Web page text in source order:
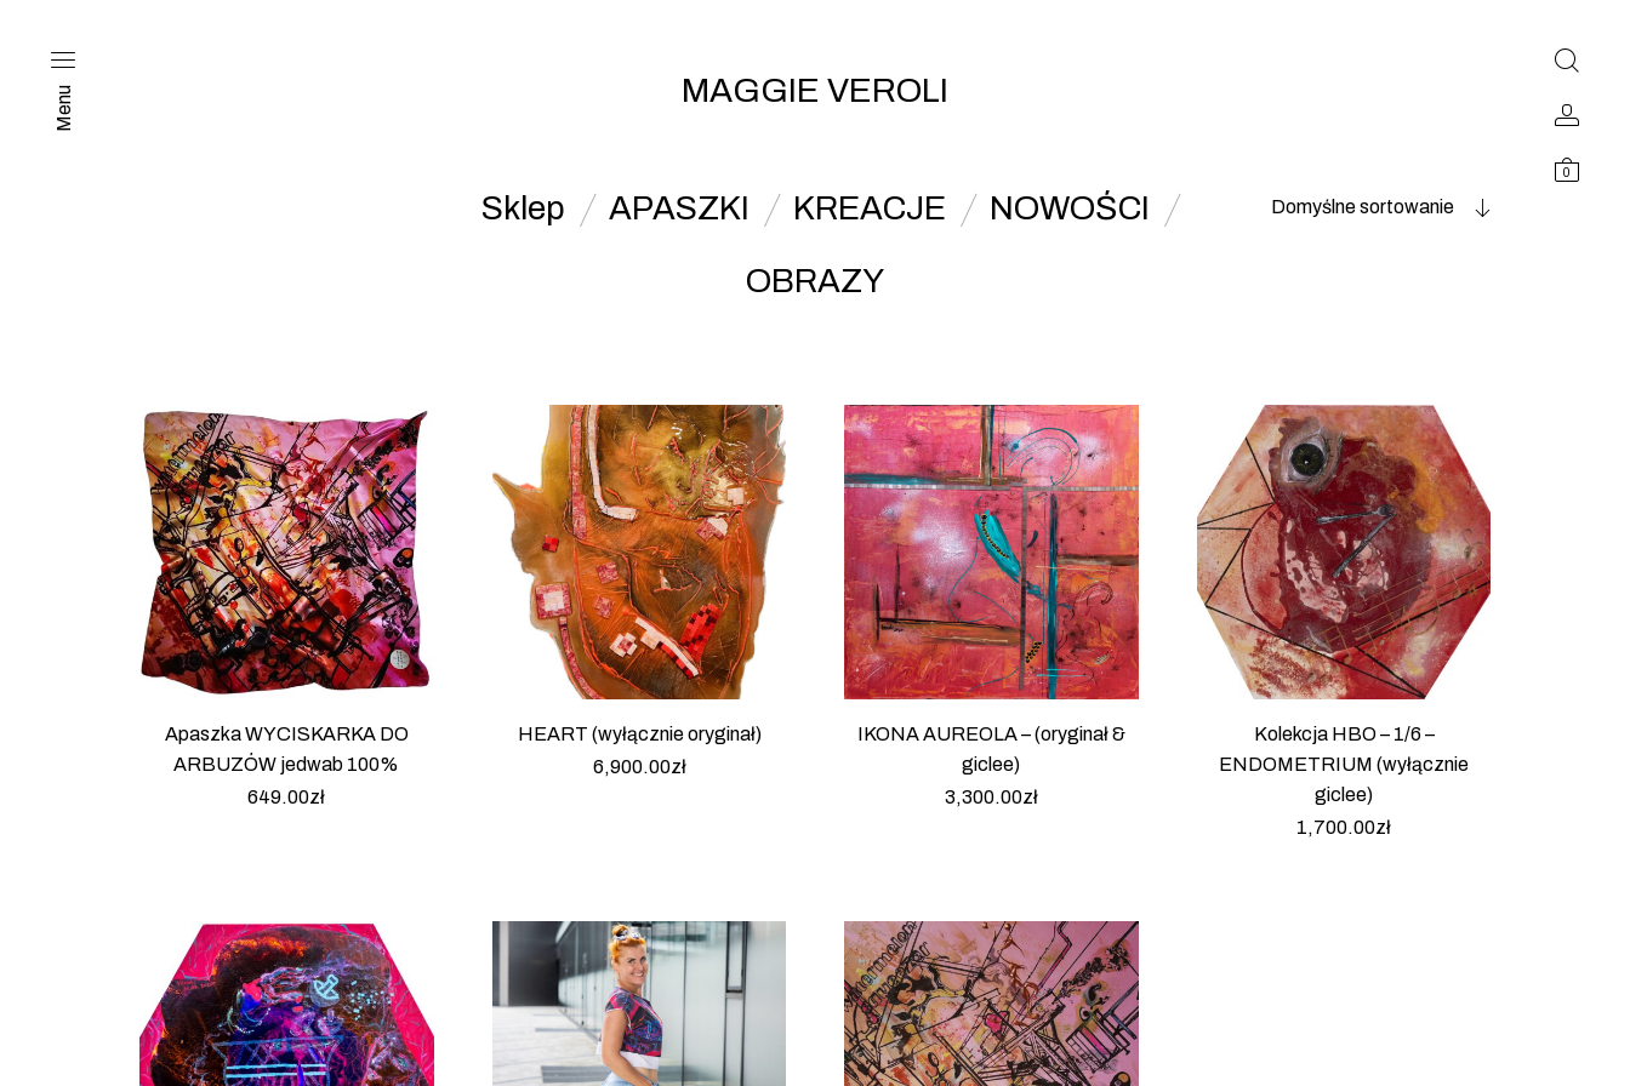
Menu MAGGIE VEROLI
0
Sklep APASZKI KREACJE
NOWOŚCI
OBRAZY
Domyślne sortowanie
Apaszka WYCISKARKA DO
ARBUZÓW jedwab 100%
649.00zł
HEART (wyłącznie oryginał)
6,900.00zł
IKONA AUREOLA – (oryginał &
giclee)
3,300.00zł
Kolekcja HBO – 1/6 –
ENDOMETRIUM (wyłącznie
giclee)
1,700.00zł